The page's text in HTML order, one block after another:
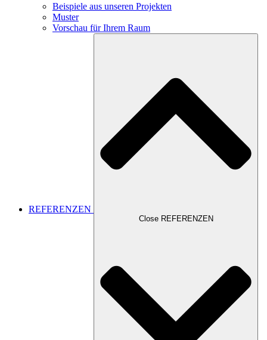
Beispiele aus unseren Projekten
Muster
Vorschau für Ihrem Raum
REFERENZEN
Close REFERENZEN